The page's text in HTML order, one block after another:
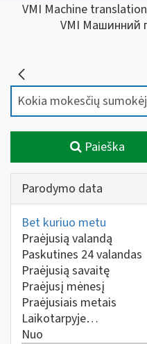
VMI Machine
VMI Машинний
Paieška
Parodymo data
Bet kuriuo metu
Praėjusią valandą
Paskutines 24 valandas
Praėjusią savaitę
Praėjusį mėnesį
Praėjusiais metais
Laikotarpyje…
Nuo